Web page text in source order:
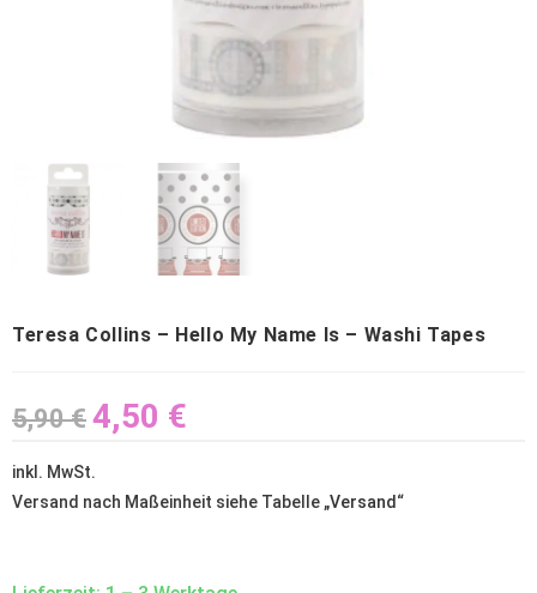
Teresa Collins – Hello My Name Is – Washi Tapes
5,90€ 4,50 €
inkl. MwSt.
Versand nach Maßeinheit siehe Tabelle „Versand “